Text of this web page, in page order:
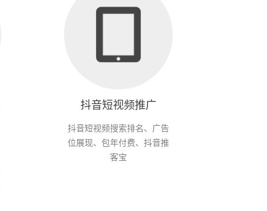
抖音短视频推广
抖音短视频搜索排名、广告
位展现、包年付费、抖音推
客宝